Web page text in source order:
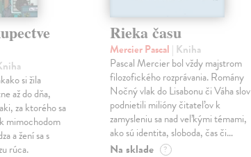
si žila
až do dňa,
za ktorého sa
mimochodom
a žení sa s
rúca.
Rieka času
Mercier Pascal | Kniha
Pascal Mercier bol vždy majstrom
filozofického rozprávania. Romány
Nočný vlak do Lisabonu či Váha slov
podnietili milióny čitateľov k
zamysleniu sa nad veľkými témami,
ako sú identita, sloboda, čas či…
Na sklade ?